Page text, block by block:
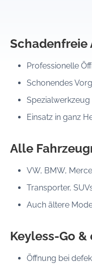
Schadenfreie
Professionelle
Schonendes
Einsatz in ganz
Alle
VW, BMW,
Transporter,
Auch ältere
Keyless-Go
Öffnung bei